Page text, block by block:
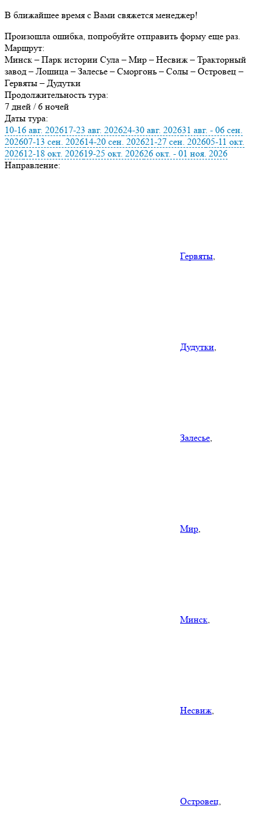
В ближайшее время с Вами свяжется менеджер!
Произошла ошибка, попробуйте отправить форму еще раз.
Маршрут:
Минск – Парк истории Сула – Мир – Несвиж – Тракторный
завод – Лошица – Залесье – Сморгонь – Солы – Островец –
Гервяты – Дудутки
Продолжительность тура:
7 дней / 6 ночей
Даты тура:
10-16 авг. 202617-23 авг. 202624-30 авг. 202631 авг. - 06 сен.
202607-13 сен. 202614-20 сен. 202621-27 сен. 202605-11 окт.
202612-18 окт. 202619-25 окт. 202626 окт. - 01 ноя. 2026
Направление:
Гервяты,
Дудутки,
Залесье,
Мир,
Минск,
Несвиж,
Островец,